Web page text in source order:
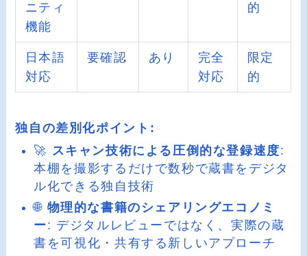
ニティ
機能
的
日本語
対応
要確認 あり
完全
対応
限定
的
独自の差別化ポイント:
🚀 スキャン技術による圧倒的な登録速度:
本棚を撮影するだけで数秒で蔵書をデジタ
ル化できる独自技術
🌐 物理的な書籍のシェアリングエコノミ
ー: デジタルレビューではなく、実際の蔵
書を可視化・共有する新しいアプローチ